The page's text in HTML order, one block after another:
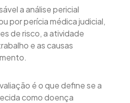
a análise pericial
por perícia médica judicial,
de risco, a atividade
e as causas
é o que define se a
como doença